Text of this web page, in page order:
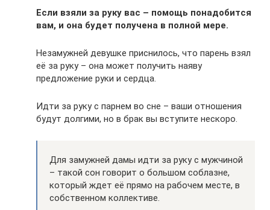
Если взяли за руку вас – помощь понадобится
вам, и она будет получена в полной мере.
Незамужней девушке приснилось, что парень взял
её за руку – она может получить наяву
предложение руки и сердца.
Идти за руку с парнем во сне – ваши отношения
будут долгими, но в брак вы вступите нескоро.
Для замужней дамы идти за руку с мужчиной
– такой сон говорит о большом соблазне,
который ждет её прямо на рабочем месте, в
собственном коллективе.